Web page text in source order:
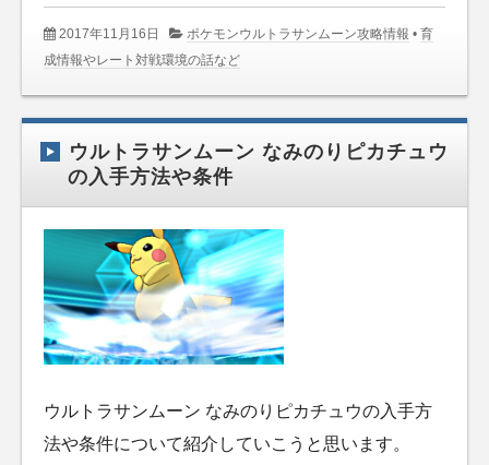
2017年11月16日 ポケモンウルトラサンムーン攻略情報 •育
成情報やレート対戦環境の話など
ウルトラサンムーン なみのりピカチュウ
の入手方法や条件
ウルトラサンムーン なみのりピカチュウの入手方
法や条件について紹介していこうと思います。